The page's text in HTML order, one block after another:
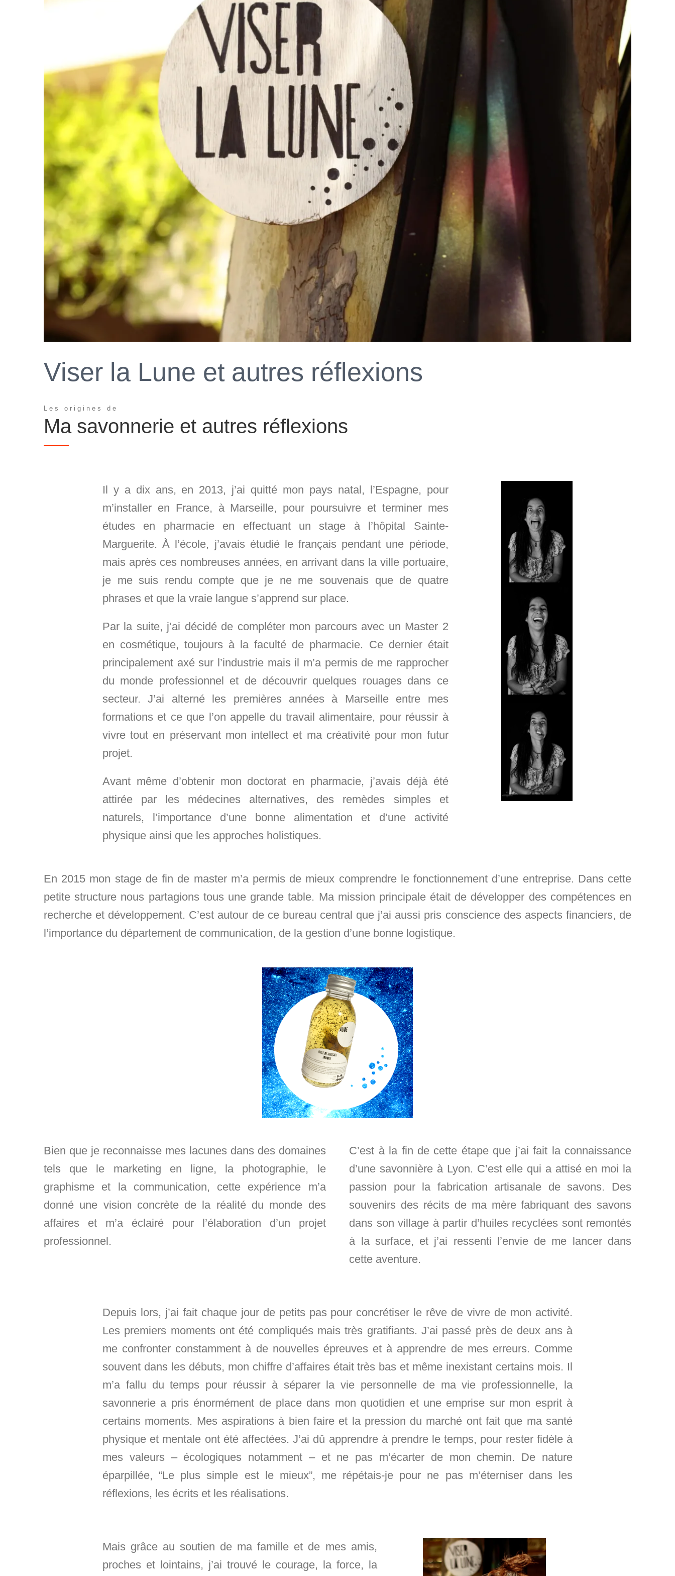
Viser la Lune et autres réflexions
Les origines de
Ma savonnerie et autres réflexions
Il y a dix ans, en 2013, j’ai quitté mon pays natal, l’Espagne, pour
m’installer en France, à Marseille, pour poursuivre et terminer mes
études en pharmacie en effectuant un stage à l’hôpital Sainte-
Marguerite. À l’école, j’avais étudié le français pendant une période,
mais après ces nombreuses années, en arrivant dans la ville portuaire,
je me suis rendu compte que je ne me souvenais que de quatre
phrases et que la vraie langue s’apprend sur place.
Par la suite, j’ai décidé de compléter mon parcours avec un Master 2
en cosmétique, toujours à la faculté de pharmacie. Ce dernier était
principalement axé sur l’industrie mais il m’a permis de me rapprocher
du monde professionnel et de découvrir quelques rouages dans ce
secteur. J’ai alterné les premières années à Marseille entre mes
formations et ce que l’on appelle du travail alimentaire, pour réussir à
vivre tout en préservant mon intellect et ma créativité pour mon futur
projet.
Avant même d’obtenir mon doctorat en pharmacie, j’avais déjà été
attirée par les médecines alternatives, des remèdes simples et
naturels, l’importance d’une bonne alimentation et d’une activité
physique ainsi que les approches holistiques.
En 2015 mon stage de fin de master m’a permis de mieux comprendre le fonctionnement d’une entreprise. Dans cette
petite structure nous partagions tous une grande table. Ma mission principale était de développer des compétences en
recherche et développement. C’est autour de ce bureau central que j’ai aussi pris conscience des aspects financiers, de
l’importance du département de communication, de la gestion d’une bonne logistique.
Bien que je reconnaisse mes lacunes dans des domaines
tels que le marketing en ligne, la photographie, le
graphisme et la communication, cette expérience m’a
donné une vision concrète de la réalité du monde des
affaires et m’a éclairé pour l’élaboration d’un projet
professionnel.
C’est à la fin de cette étape que j’ai fait la connaissance
d’une savonnière à Lyon. C’est elle qui a attisé en moi la
passion pour la fabrication artisanale de savons. Des
souvenirs des récits de ma mère fabriquant des savons
dans son village à partir d’huiles recyclées sont remontés
à la surface, et j’ai ressenti l’envie de me lancer dans
cette aventure.
Depuis lors, j’ai fait chaque jour de petits pas pour concrétiser le rêve de vivre de mon activité.
Les premiers moments ont été compliqués mais très gratifiants. J’ai passé près de deux ans à
me confronter constamment à de nouvelles épreuves et à apprendre de mes erreurs. Comme
souvent dans les débuts, mon chiffre d’affaires était très bas et même inexistant certains mois. Il
m’a fallu du temps pour réussir à séparer la vie personnelle de ma vie professionnelle, la
savonnerie a pris énormément de place dans mon quotidien et une emprise sur mon esprit à
certains moments. Mes aspirations à bien faire et la pression du marché ont fait que ma santé
physique et mentale ont été affectées. J’ai dû apprendre à prendre le temps, pour rester fidèle à
mes valeurs – écologiques notamment – et ne pas m’écarter de mon chemin. De nature
éparpillée, “Le plus simple est le mieux”, me répétais-je pour ne pas m’éterniser dans les
réflexions, les écrits et les réalisations.
Mais grâce au soutien de ma famille et de mes amis,
proches et lointains, j’ai trouvé le courage, la force, la